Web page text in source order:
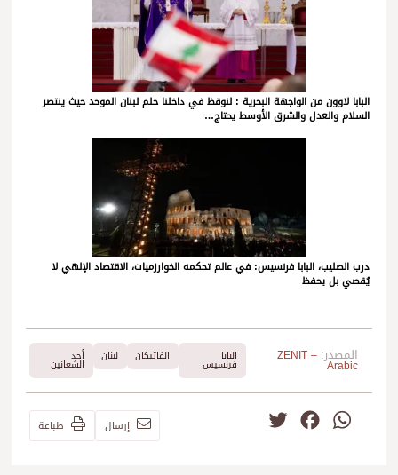
البابا لاوون من الواجهة البحرية : لنوقظ في داخلنا حلم لبنان الموحد حيث ينتصر
السلام والعدل والشرق الأوسط يحتاج…
درب الصليب، البابا فرنسيس: في عالم تحكمه الخوارزميات، الاقتصاد الإلهي لا
يُقصي بل يحفظ
المصدر: ZENIT –
Arabic
البابا
فرنسيس
الفاتيكان لبنان أحد
الشعانين
WhatsApp
Facebook إرسال طباعة